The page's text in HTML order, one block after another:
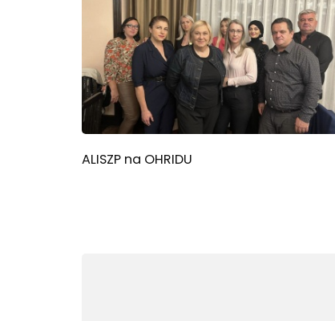
ALISZP na OHRIDU